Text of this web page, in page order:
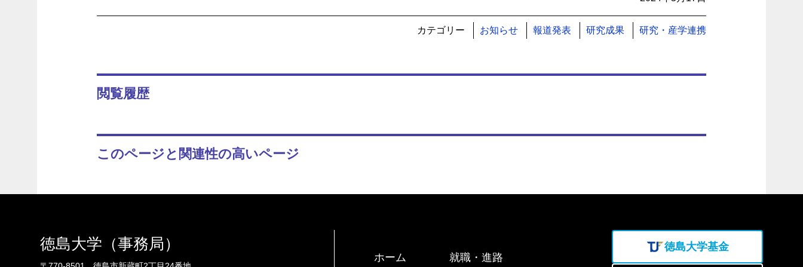
カテゴリー お知らせ 報道発表 研究成果 研究・産学連携
閲覧履歴
このページと関連性の高いページ
徳島大学（事務局）
ホーム 就職・進路
徳島大学基金